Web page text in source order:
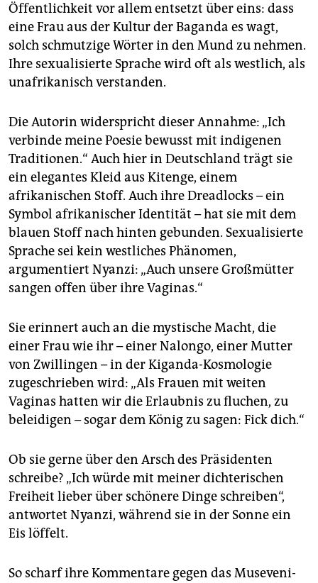
Öffentlichkeit vor allem entsetzt über eins: dass
eine Frau aus der Kultur der Baganda es wagt,
solch schmutzige Wörter in den Mund zu nehmen.
Ihre sexualisierte Sprache wird oft als westlich, als
unafrikanisch verstanden.
Die Autorin widerspricht dieser Annahme: „Ich
verbinde meine Poesie bewusst mit indigenen
Traditionen.“ Auch hier in Deutschland trägt sie
ein elegantes Kleid aus Kitenge, einem
afrikanischen Stoff. Auch ihre Dreadlocks – ein
Symbol afrikanischer Identität – hat sie mit dem
blauen Stoff nach hinten gebunden. Sexualisierte
Sprache sei kein westliches Phänomen,
argumentiert Nyanzi: „Auch unsere Großmütter
sangen offen über ihre Vaginas.“
Sie erinnert auch an die mystische Macht, die
einer Frau wie ihr – einer Nalongo, einer Mutter
von Zwillingen – in der Kiganda-Kosmologie
zugeschrieben wird: „Als Frauen mit weiten
Vaginas hatten wir die Erlaubnis zu fluchen, zu
beleidigen – sogar dem König zu sagen: Fick dich.“
Ob sie gerne über den Arsch des Präsidenten
schreibe? „Ich würde mit meiner dichterischen
Freiheit lieber über schönere Dinge schreiben“,
antwortet Nyanzi, während sie in der Sonne ein
Eis löffelt.
So scharf ihre Kommentare gegen das Museveni-